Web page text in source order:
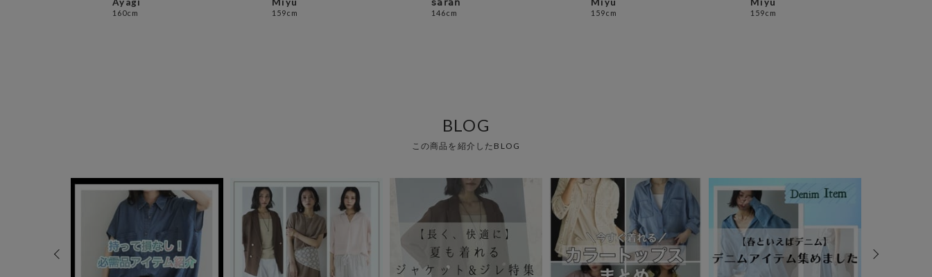
Ayagi
160cm
Miyu
159cm
𝗌𝖺𝗋𝖺𝗇
146cm
Miyu
159cm
Miyu
159cm
BLOG
この商品を紹介したBLOG